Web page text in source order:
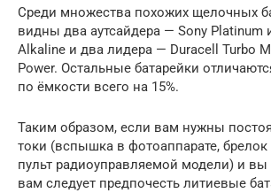
Среди множества похожих щелочных
видны два аутсайдера — Sony Platinum
Alkaline и два лидера — Duracell Turbo
Power. Остальные батарейки
по ёмкости всего на 15%.
Таким образом, если вам нужны
токи (вспышка в фотоаппарате, брелок
пульт радиоуправляемой модели) и вы
вам следует предпочесть литиевые